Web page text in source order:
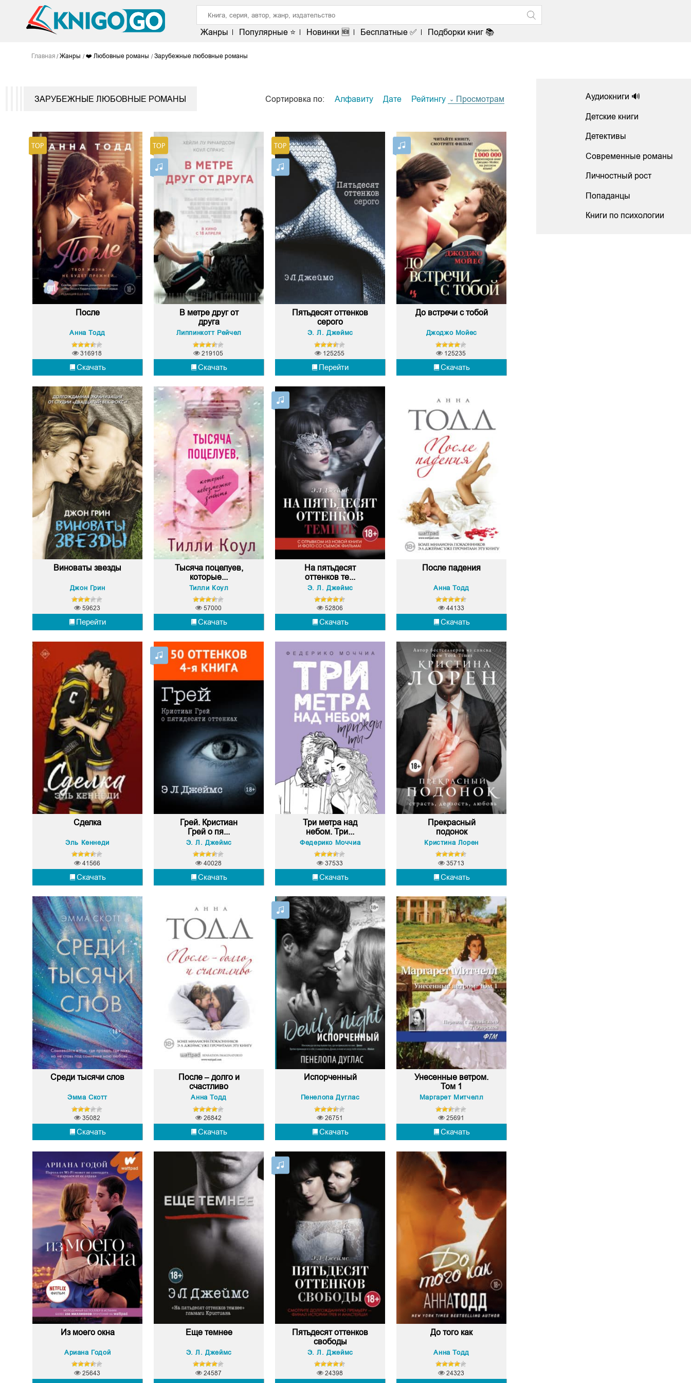
Жанры Популярные ⭐ Новинки 🆕 Бесплатные ✅ Подборки книг 📚
Главная Жанры ❤️ Любовные романы Зарубежные любовные романы
ЗАРУБЕЖНЫЕ ЛЮБОВНЫЕ РОМАНЫ Сортировка по: Алфавиту Дате Рейтингу Просмотрам
После
Анна Тодд
Скачать
316918
В метре друг от
друга
Липпинкотт Рейчел
Скачать
219105
Пятьдесят оттенков
серого
Э. Л. Джеймс
Перейти
125255
До встречи с тобой
Джоджо Мойес
Скачать
125235
Виноваты звезды
Джон Грин
Перейти
59623
Тысяча поцелуев,
которые...
Тилли Коул
Скачать
57000
На пятьдесят
оттенков те...
Э. Л. Джеймс
Скачать
52806
После падения
Анна Тодд
Скачать
44133
Сделка
Эль Кеннеди
Скачать
41566
Грей. Кристиан
Грей о пя...
Э. Л. Джеймс
Скачать
40028
Три метра над
небом. Три...
Федерико Моччиа
Скачать
37533
Прекрасный
подонок
Кристина Лорен
Скачать
35713
Среди тысячи слов
Эмма Скотт
Скачать
35082
После – долго и
счастливо
Анна Тодд
Скачать
26842
Испорченный
Пенелопа Дуглас
Скачать
26751
Унесенные ветром.
Том 1
Маргарет Митчелл
Скачать
25691
Из моего окна
Ариана Годой
25643
Еще темнее
Э. Л. Джеймс
24587
Пятьдесят оттенков
свободы
Э. Л. Джеймс
24398
До того как
Анна Тодд
24323
Аудиокниги 🔊
Детские книги
Детективы
Современные романы
Личностный рост
Попаданцы
Книги по психологии